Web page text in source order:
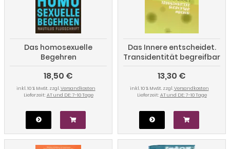
Das homosexuelle
Begehren
18,50 €
inkl. 10 % MwSt. zzgl.Versandkosten
Lieferzeit: AT und DE: 7-10 Tage
Das Innere entscheidet.
Transidentität begreifbar
machen
13,30 €
inkl. 10 % MwSt. zzgl.Versandkosten
Lieferzeit: AT und DE: 7-10 Tage